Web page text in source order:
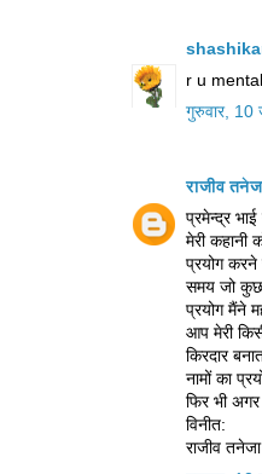
r u
गुरुवार,
राजीव
प्रमेन्द्र
मेरी
प्रयोग
समय जो कुछ
प्रयोग मैंने
आप मेरी
किरदार
नामों का
फिर भी
विनीत:
राजीव तनेजा